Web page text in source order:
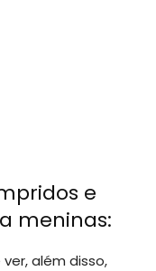
e
meninas:
além disso,